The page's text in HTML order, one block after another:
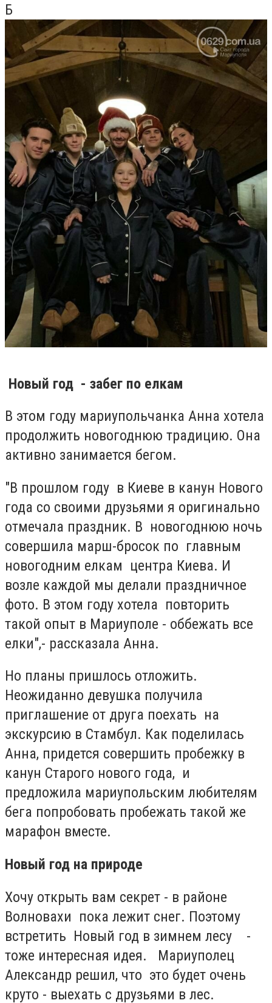
Б
Новый год - забег по елкам
В этом году мариупольчанка Анна хотела
продолжить новогоднюю традицию. Она
активно занимается бегом.
"В прошлом году в Киеве в канун Нового
года со своими друзьями я оригинально
отмечала праздник. В новогоднюю ночь
совершила марш-бросок по главным
новогодним елкам центра Киева. И
возле каждой мы делали праздничное
фото. В этом году хотела повторить
такой опыт в Мариуполе - оббежать все
елки",- рассказала Анна.
Но планы пришлось отложить.
Неожиданно девушка получила
приглашение от друга поехать на
экскурсию в Стамбул. Как поделилась
Анна, придется совершить пробежку в
канун Старого нового года, и
предложила мариупольским любителям
бега попробовать пробежать такой же
марафон вместе.
Новый год на природе
Хочу открыть вам секрет - в районе
Волновахи пока лежит снег. Поэтому
встретить Новый год в зимнем лесу -
тоже интересная идея. Мариуполец
Александр решил, что это будет очень
круто - выехать с друзьями в лес.